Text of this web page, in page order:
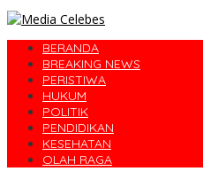
BERANDA
BREAKING NEWS
PERISTIWA
HUKUM
POLITIK
PENDIDIKAN
KESEHATAN
OLAH RAGA